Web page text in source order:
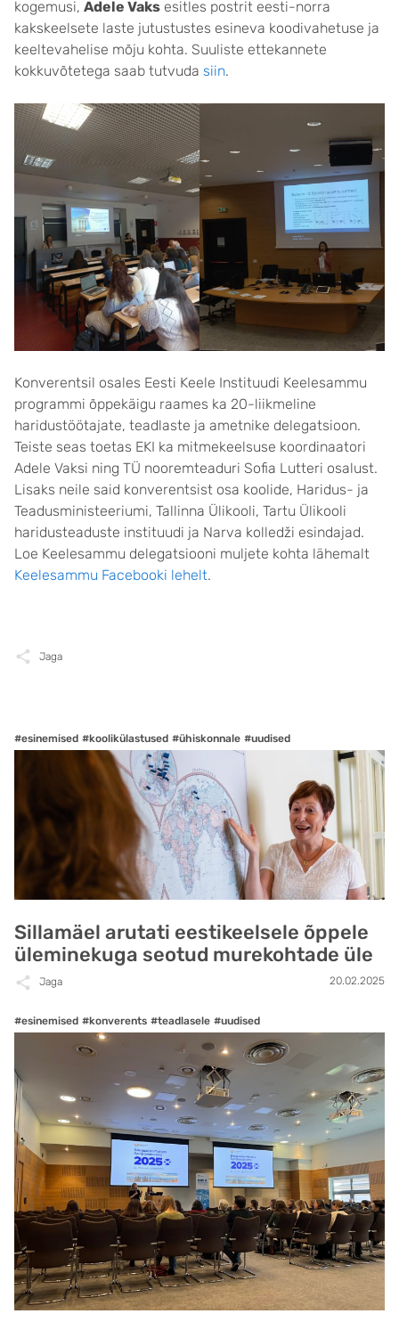
kogemusi, Adele Vaks esitles postrit eesti-norra
kakskeelsete laste jutustustes esineva koodivahetuse ja
keeltevahelise mõju kohta. Suuliste ettekannete
kokkuvõtetega saab tutvuda siin.
Konverentsil osales Eesti Keele Instituudi Keelesammu
programmi õppekäigu raames ka 20-liikmeline
haridustöötajate, teadlaste ja ametnike delegatsioon.
Teiste seas toetas EKI ka mitmekeelsuse koordinaatori
Adele Vaksi ning TÜ nooremteaduri Sofia Lutteri osalust.
Lisaks neile said konverentsist osa koolide, Haridus- ja
Teadusministeeriumi, Tallinna Ülikooli, Tartu Ülikooli
haridusteaduste instituudi ja Narva kolledži esindajad.
Loe Keelesammu delegatsiooni muljete kohta lähemalt
Keelesammu Facebooki lehelt.
Jaga
#esinemised #koolikülastused #ühiskonnale #uudised
Sillamäel arutati eestikeelsele õppele
üleminekuga seotud murekohtade üle
Jaga 20.02.2025
#esinemised #konverents #teadlasele #uudised